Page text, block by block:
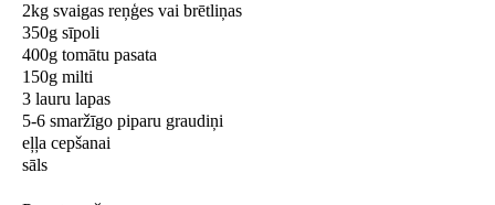
2kg svaigas reņģes vai brētliņas
350g sīpoli
400g tomātu pasata
150g milti
3 lauru lapas
5-6 smaržīgo piparu graudiņi
eļļa cepšanai
sāls